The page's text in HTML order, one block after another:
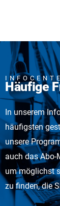
Häufige
In unserem
häufigsten
unsere
auch das Abo-
um möglichst
zu finden, die